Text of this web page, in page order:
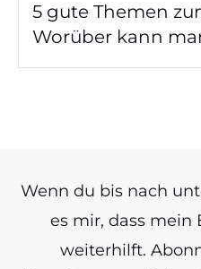
5 gute Themen
Worüber kann
Wenn du bis nach
es mir, dass mein
weiterhilft.